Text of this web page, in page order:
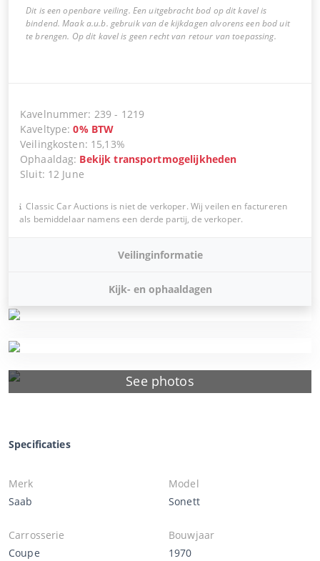
See photos
Dit is een openbare veiling. Een uitgebracht bod op dit kavel is
bindend. Maak a.u.b. gebruik van de kijkdagen alvorens een bod uit
te brengen. Op dit kavel is geen recht van retour van toepassing.
Kavelnummer: 239 - 1219
Kaveltype:0% BTW
Veilingkosten: 15,13%
Ophaaldag: Bekijk transportmogelijkheden
Sluit: 12 June
Classic Car Auctions is niet de verkoper. Wij veilen en factureren
als bemiddelaar namens een derde partij, de verkoper.
Veilinginformatie
Kijk- en ophaaldagen
Specificaties
Merk
Saab
Model
Sonett
Carrosserie
Coupe
Bouwjaar
1970